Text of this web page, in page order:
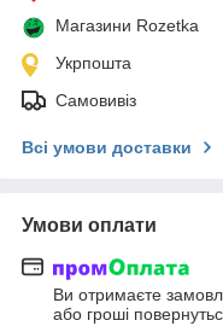
Магазини Rozetka
Укрпошта
Самовивіз
Всі умови доставки
Умови оплати
Ви отримаєте
або гроші